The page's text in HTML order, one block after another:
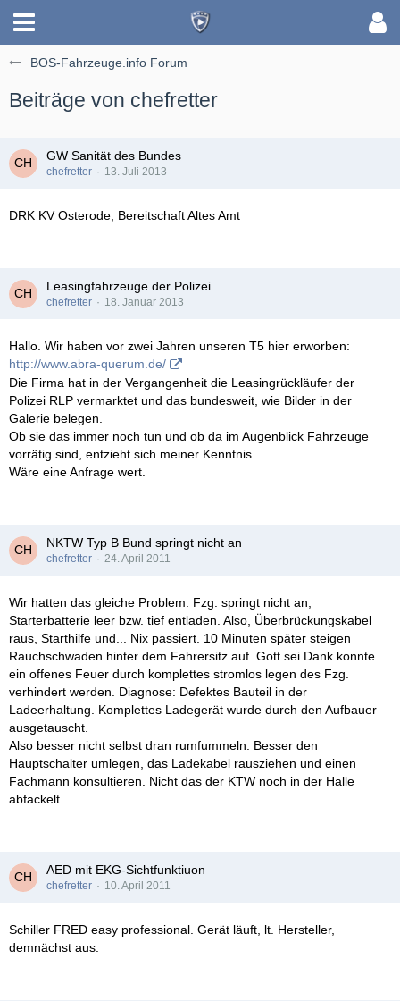
BOS-Fahrzeuge.info Forum
Beiträge von chefretter
GW Sanität des Bundes
chefretter 13. Juli 2013
DRK KV Osterode, Bereitschaft Altes Amt
Leasingfahrzeuge der Polizei
chefretter 18. Januar 2013
Hallo. Wir haben vor zwei Jahren unseren T5 hier erworben:
http://www.abra-querum.de/
Die Firma hat in der Vergangenheit die Leasingrückläufer der
Polizei RLP vermarktet und das bundesweit, wie Bilder in der
Galerie belegen.
Ob sie das immer noch tun und ob da im Augenblick Fahrzeuge
vorrätig sind, entzieht sich meiner Kenntnis.
Wäre eine Anfrage wert.
NKTW Typ B Bund springt nicht an
chefretter 24. April 2011
Wir hatten das gleiche Problem. Fzg. springt nicht an,
Starterbatterie leer bzw. tief entladen. Also, Überbrückungskabel
raus, Starthilfe und... Nix passiert. 10 Minuten später steigen
Rauchschwaden hinter dem Fahrersitz auf. Gott sei Dank konnte
ein offenes Feuer durch komplettes stromlos legen des Fzg.
verhindert werden. Diagnose: Defektes Bauteil in der
Ladeerhaltung. Komplettes Ladegerät wurde durch den Aufbauer
ausgetauscht.
Also besser nicht selbst dran rumfummeln. Besser den
Hauptschalter umlegen, das Ladekabel rausziehen und einen
Fachmann konsultieren. Nicht das der KTW noch in der Halle
abfackelt.
AED mit EKG-Sichtfunktiuon
chefretter 10. April 2011
Schiller FRED easy professional. Gerät läuft, lt. Hersteller,
demnächst aus.